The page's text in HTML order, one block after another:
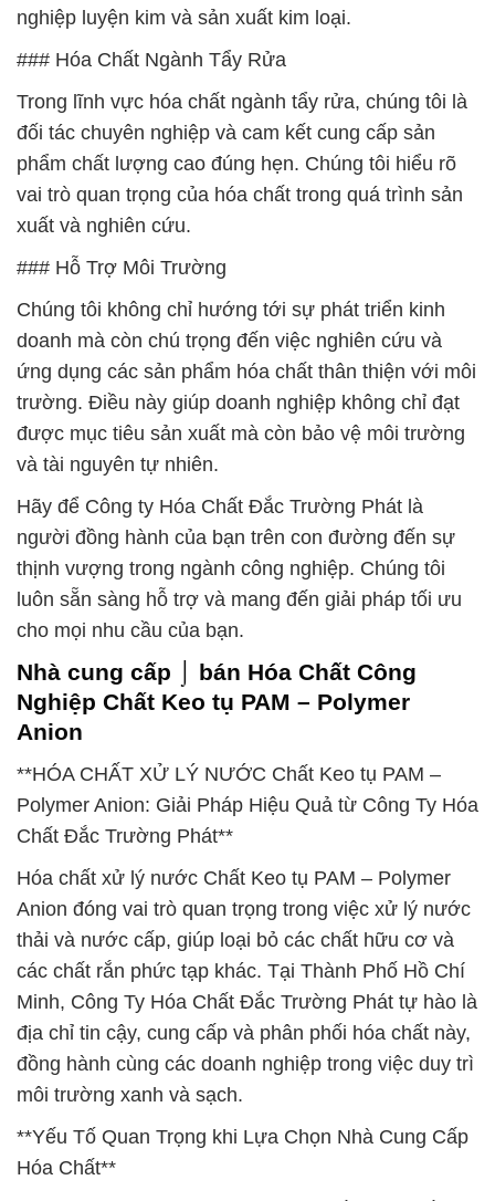
nghiệp luyện kim và sản xuất kim loại.
### Hóa Chất Ngành Tẩy Rửa
Trong lĩnh vực hóa chất ngành tẩy rửa, chúng tôi là
đối tác chuyên nghiệp và cam kết cung cấp sản
phẩm chất lượng cao đúng hẹn. Chúng tôi hiểu rõ
vai trò quan trọng của hóa chất trong quá trình sản
xuất và nghiên cứu.
### Hỗ Trợ Môi Trường
Chúng tôi không chỉ hướng tới sự phát triển kinh
doanh mà còn chú trọng đến việc nghiên cứu và
ứng dụng các sản phẩm hóa chất thân thiện với môi
trường. Điều này giúp doanh nghiệp không chỉ đạt
được mục tiêu sản xuất mà còn bảo vệ môi trường
và tài nguyên tự nhiên.
Hãy để Công ty Hóa Chất Đắc Trường Phát là
người đồng hành của bạn trên con đường đến sự
thịnh vượng trong ngành công nghiệp. Chúng tôi
luôn sẵn sàng hỗ trợ và mang đến giải pháp tối ưu
cho mọi nhu cầu của bạn.
Nhà cung cấp ⌡ bán Hóa Chất Công
Nghiệp Chất Keo tụ PAM – Polymer
Anion
**HÓA CHẤT XỬ LÝ NƯỚC Chất Keo tụ PAM –
Polymer Anion: Giải Pháp Hiệu Quả từ Công Ty Hóa
Chất Đắc Trường Phát**
Hóa chất xử lý nước Chất Keo tụ PAM – Polymer
Anion đóng vai trò quan trọng trong việc xử lý nước
thải và nước cấp, giúp loại bỏ các chất hữu cơ và
các chất rắn phức tạp khác. Tại Thành Phố Hồ Chí
Minh, Công Ty Hóa Chất Đắc Trường Phát tự hào là
địa chỉ tin cậy, cung cấp và phân phối hóa chất này,
đồng hành cùng các doanh nghiệp trong việc duy trì
môi trường xanh và sạch.
**Yếu Tố Quan Trọng khi Lựa Chọn Nhà Cung Cấp
Hóa Chất**